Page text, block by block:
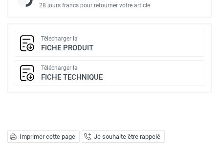
Imprimer cette page Je souhaite être rappelé
28 jours francs pour retourner votre article
Télécharger la
FICHE PRODUIT
Télécharger la
FICHE TECHNIQUE